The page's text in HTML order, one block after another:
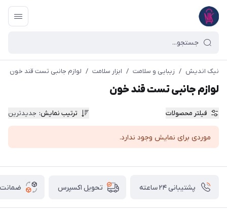
نیک اندیش / زیبایی و سلامت / ابزار سلامت / لوازم جانبی تست قند خون
لوازم جانبی تست قند خون
فیلتر محصولات ترتیب نمایش: جدیدترین
موردی برای نمایش وجود ندارد.
پشتیبانی ۲۴ ساعته تحویل اکسپرس ضمانت